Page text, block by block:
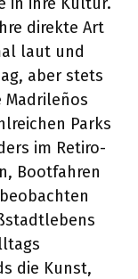
direkte Art
laut und
aber stets
Madrileños
Parks
im Retiro-
Bootfahren
die Kunst,